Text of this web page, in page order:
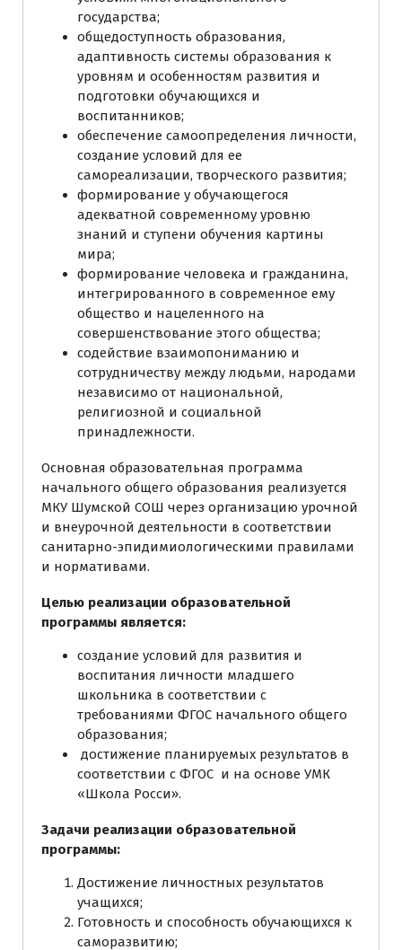
государства;
общедоступность образования,
адаптивность системы образования к
уровням и особенностям развития и
подготовки обучающихся и
воспитанников;
обеспечение самоопределения личности,
создание условий для ее
самореализации, творческого развития;
формирование у обучающегося
адекватной современному уровню
знаний и ступени обучения картины
мира;
формирование человека и гражданина,
интегрированного в современное ему
общество и нацеленного на
совершенствование этого общества;
содействие взаимопониманию и
сотрудничеству между людьми, народами
независимо от национальной,
религиозной и социальной
принадлежности.
Основная образовательная программа
начального общего образования реализуется
МКУ Шумской СОШ через организацию урочной
и внеурочной деятельности в соответствии
санитарно-эпидимиологическими правилами
и нормативами.
Целью реализации образовательной
программы является:
создание условий для развития и
воспитания личности младшего
школьника в соответствии с
требованиями ФГОС начального общего
образования;
достижение планируемых результатов в
соответствии с ФГОС и на основе УМК
«Школа Росси».
Задачи реализации образовательной
программы:
Достижение личностных результатов
учащихся;
Готовность и способность обучающихся к
саморазвитию;